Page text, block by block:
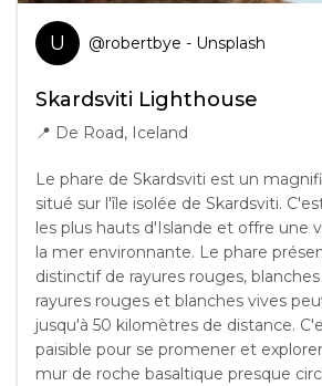
U @robertbye - Unsplash
Skardsviti Lighthouse
📍 De Road, Iceland
Le phare de Skardsviti est un
situé sur l'île isolée de Skardsviti.
les plus hauts d'Islande et offre une
la mer environnante. Le phare
distinctif de rayures rouges,
rayures rouges et blanches vives
jusqu'à 50 kilomètres de distance.
paisible pour se promener et
mur de roche basaltique presque